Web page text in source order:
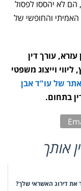
לא יהססו לפסול
והחופשי של
עורך דין
ליווי וייצוג משפטי
של עו"ד אבן
בתחום.
אותך
את דירוג האשראי שלך?